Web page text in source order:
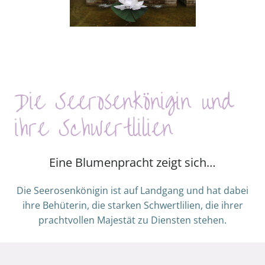
Die Seerosenkönigin und
ihre Schwertlilien
Eine Blumenpracht zeigt sich…
Die Seerosenkönigin ist auf Landgang und hat dabei
ihre Behüterin, die starken Schwertlilien, die ihrer
prachtvollen Majestät zu Diensten stehen.